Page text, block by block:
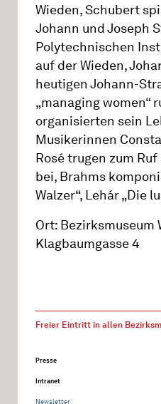
Wieden, Schubert
Johann und Joseph
Polytechnischen
auf der Wieden,
heutigen Johann-
„managing women“
organisierten sein
Musikerinnen
Rosé trugen zum
bei, Brahms
Walzer“, Lehár „Die
Ort: Bezirksmuseum
Klagbaumgasse 4
Freier Eintritt in allen
Presse
Intranet
Newsletter